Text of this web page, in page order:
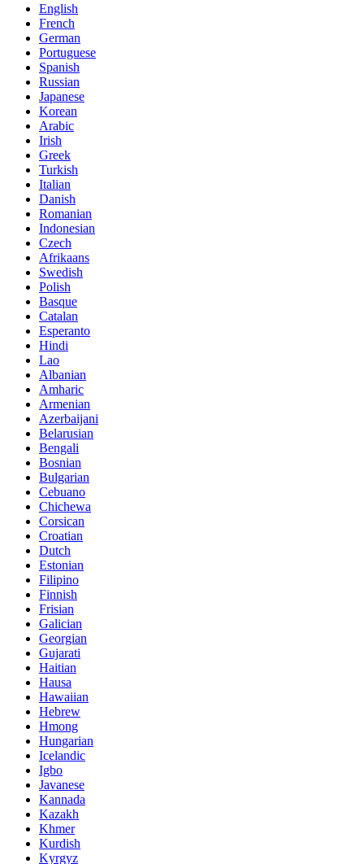
English
French
German
Portuguese
Spanish
Russian
Japanese
Korean
Arabic
Irish
Greek
Turkish
Italian
Danish
Romanian
Indonesian
Czech
Afrikaans
Swedish
Polish
Basque
Catalan
Esperanto
Hindi
Lao
Albanian
Amharic
Armenian
Azerbaijani
Belarusian
Bengali
Bosnian
Bulgarian
Cebuano
Chichewa
Corsican
Croatian
Dutch
Estonian
Filipino
Finnish
Frisian
Galician
Georgian
Gujarati
Haitian
Hausa
Hawaiian
Hebrew
Hmong
Hungarian
Icelandic
Igbo
Javanese
Kannada
Kazakh
Khmer
Kurdish
Kyrgyz